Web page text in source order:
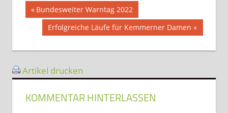
Beitragsnavigation
Vorheriger
Beitrag:
Bundesweiter Warntag 2022
Nächster
Beitrag:
Erfolgreiche Läufe für Kemmerner Damen
Artikel drucken
KOMMENTAR HINTERLASSEN